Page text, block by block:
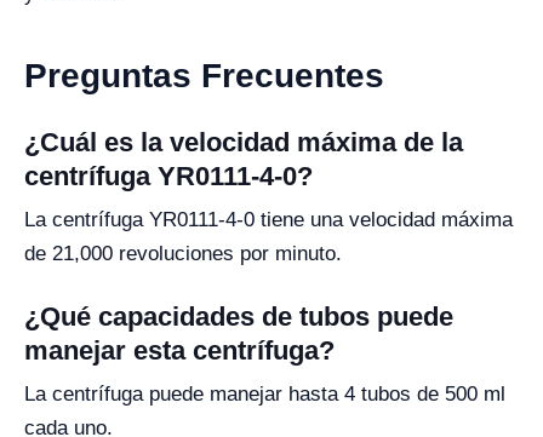
Preguntas Frecuentes
¿Cuál es la velocidad máxima de la
centrífuga YR0111-4-0?
La centrífuga YR0111-4-0 tiene una velocidad máxima
de 21,000 revoluciones por minuto.
¿Qué capacidades de tubos puede
manejar esta centrífuga?
La centrífuga puede manejar hasta 4 tubos de 500 ml
cada uno.